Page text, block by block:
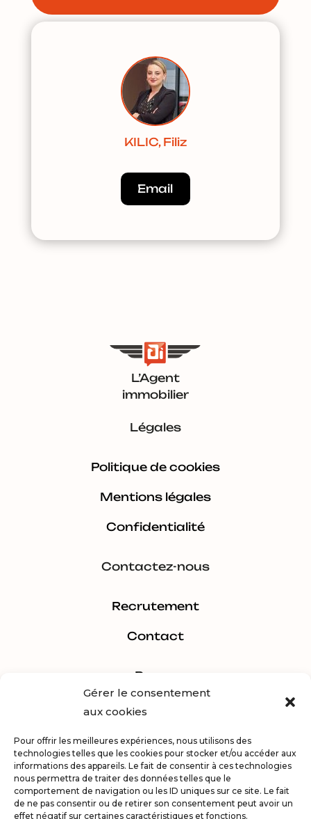
Gérer le consentement
aux cookies
Pour offrir les meilleures expériences, nous utilisons des
technologies telles que les cookies pour stocker et/ou accéder aux
informations des appareils. Le fait de consentir à ces technologies
nous permettra de traiter des données telles que le
comportement de navigation ou les ID uniques sur ce site. Le fait
de ne pas consentir ou de retirer son consentement peut avoir un
effet négatif sur certaines caractéristiques et fonctions.
KILIC, Filiz
Email
L’Agent
immobilier
Légales
Politique de cookies
Mentions légales
Confidentialité
Contactez-nous
Recrutement
Contact
Pages
Estimer
Acheter
Vendre